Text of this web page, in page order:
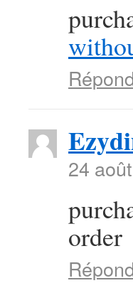
24
order